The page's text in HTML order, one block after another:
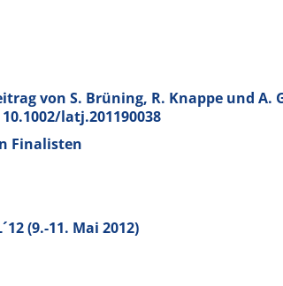
von S. Brüning, R. Knappe und A.
10.1002/latj.201190038
Finalisten
(9.-11. Mai 2012)